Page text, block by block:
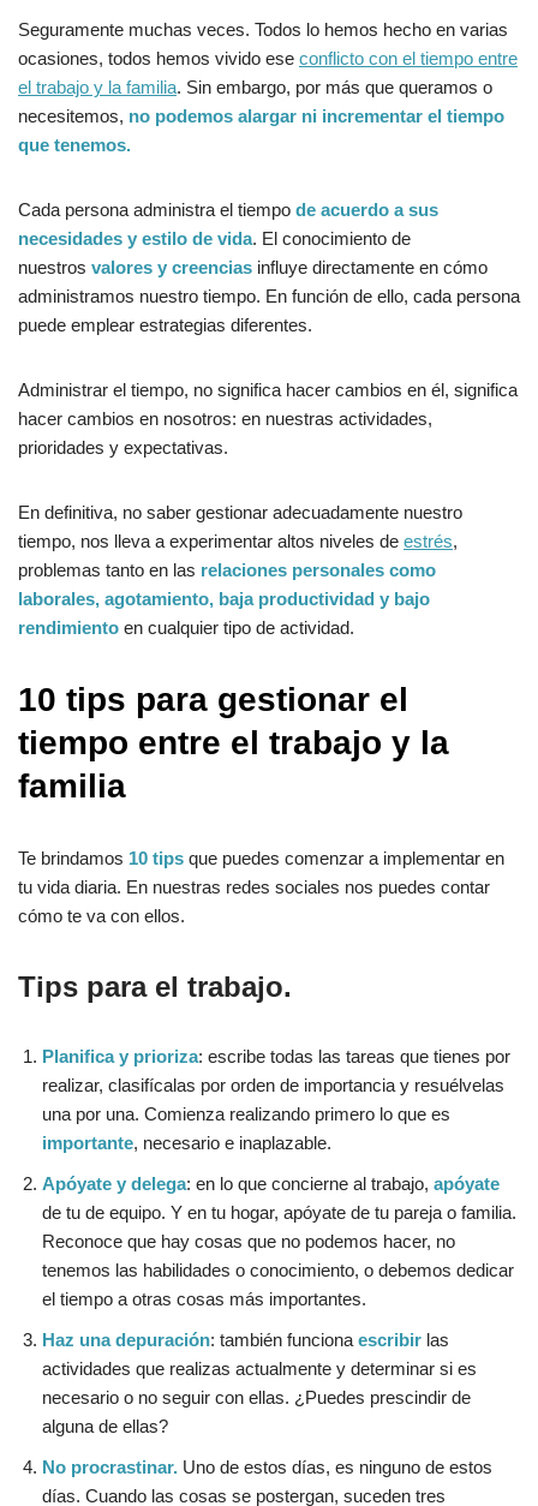
Seguramente muchas veces. Todos lo hemos hecho en varias
ocasiones, todos hemos vivido ese conflicto con el tiempo entre
el trabajo y la familia. Sin embargo, por más que queramos o
necesitemos, no podemos alargar ni incrementar el tiempo
que tenemos.
Cada persona administra el tiempo de acuerdo a sus
necesidades y estilo de vida. El conocimiento de
nuestros valores y creencias influye directamente en cómo
administramos nuestro tiempo. En función de ello, cada persona
puede emplear estrategias diferentes.
Administrar el tiempo, no significa hacer cambios en él, significa
hacer cambios en nosotros: en nuestras actividades,
prioridades y expectativas.
En definitiva, no saber gestionar adecuadamente nuestro
tiempo, nos lleva a experimentar altos niveles de estrés,
problemas tanto en las relaciones personales como
laborales, agotamiento, baja productividad y bajo
rendimiento en cualquier tipo de actividad.
10 tips para gestionar el
tiempo entre el trabajo y la
familia
Te brindamos 10 tips que puedes comenzar a implementar en
tu vida diaria. En nuestras redes sociales nos puedes contar
cómo te va con ellos.
Tips para el trabajo.
Planifica y prioriza: escribe todas las tareas que tienes por
realizar, clasifícalas por orden de importancia y resuélvelas
una por una. Comienza realizando primero lo que es
importante, necesario e inaplazable.
Apóyate y delega: en lo que concierne al trabajo, apóyate
de tu de equipo. Y en tu hogar, apóyate de tu pareja o familia.
Reconoce que hay cosas que no podemos hacer, no
tenemos las habilidades o conocimiento, o debemos dedicar
el tiempo a otras cosas más importantes.
Haz una depuración: también funciona escribir las
actividades que realizas actualmente y determinar si es
necesario o no seguir con ellas. ¿Puedes prescindir de
alguna de ellas?
No procrastinar. Uno de estos días, es ninguno de estos
días. Cuando las cosas se postergan, suceden tres